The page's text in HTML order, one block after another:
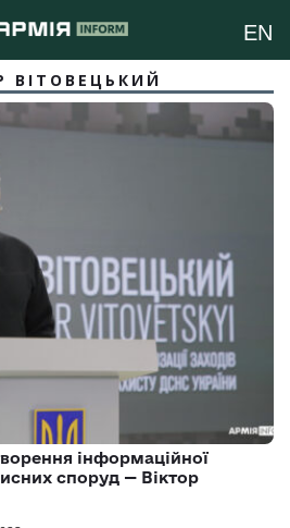
EN
ВІТОВЕЦЬКИЙ
інформаційної
споруд — Віктор